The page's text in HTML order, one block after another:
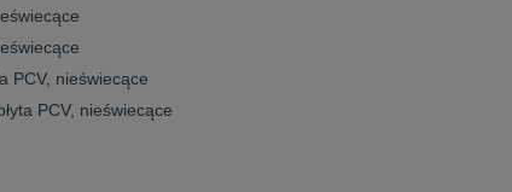
PCV, nieświecące
PCV, nieświecące